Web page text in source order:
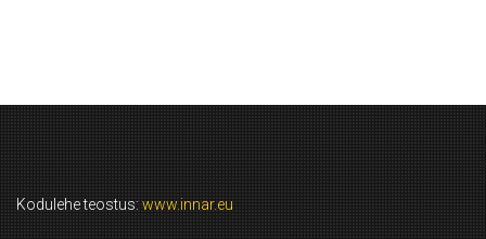
Kodulehe teostus: www.innar.eu